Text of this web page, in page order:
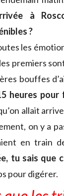
à
?
les
premiers
bouffes
heures pour
allait
on y a
en train
tu sais que
pour digérer.